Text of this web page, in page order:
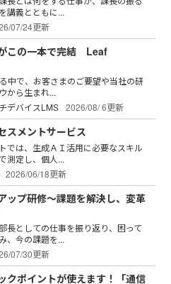
講義とともに...
07/24更新
この一本で完結 Leaf
中で、お客さまのご要望や当社の研
から生まれ...
デバイスLMS 2026/08/ 6更新
スメントサービス
では、生成ＡＩ活用に必要なスキル
測定し、個人...
2026/06/18更新
ップ研修～課題を解決し、変革
長としての仕事を振り返り、困って
、今の課題を...
07/30更新
クポイントが使えます！「通信